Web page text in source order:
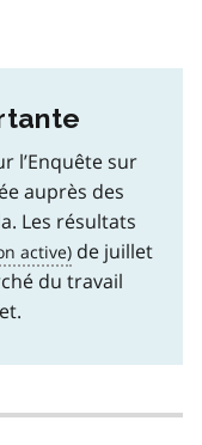
l’Enquête sur
auprès des
Les résultats
de juillet
du travail